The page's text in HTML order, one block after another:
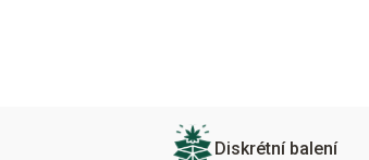
Diskrétní balení